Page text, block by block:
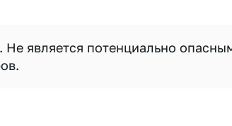
Не является потенциально